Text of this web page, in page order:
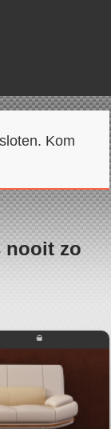
Kom
nooit zo